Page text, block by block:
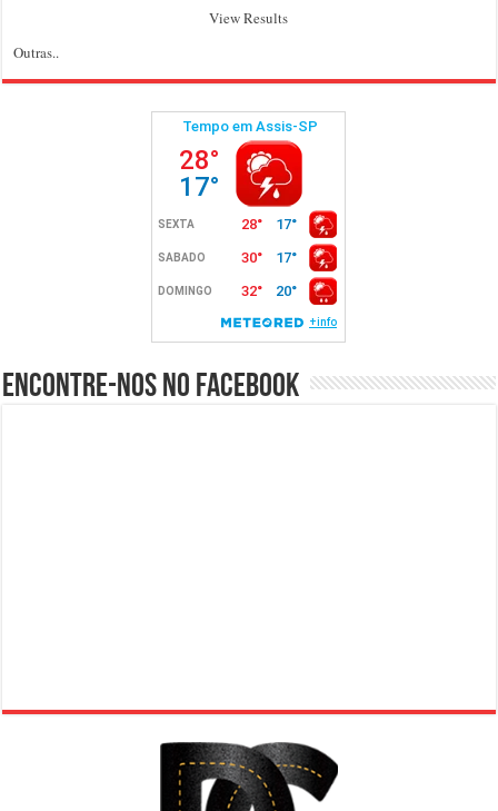
View Results
Outras..
Encontre-nos no Facebook